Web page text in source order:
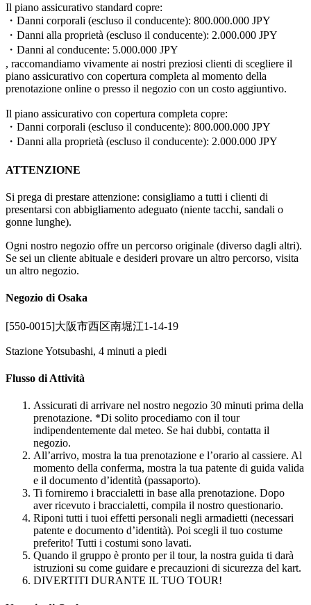
Il piano assicurativo standard copre:
・Danni corporali (escluso il conducente): 800.000.000 JPY
・Danni alla proprietà (escluso il conducente): 2.000.000 JPY
・Danni al conducente: 5.000.000 JPY
, raccomandiamo vivamente ai nostri preziosi clienti di scegliere il
piano assicurativo con copertura completa al momento della
prenotazione online o presso il negozio con un costo aggiuntivo.
Il piano assicurativo con copertura completa copre:
・Danni corporali (escluso il conducente): 800.000.000 JPY
・Danni alla proprietà (escluso il conducente): 2.000.000 JPY
ATTENZIONE
Si prega di prestare attenzione: consigliamo a tutti i clienti di
presentarsi con abbigliamento adeguato (niente tacchi, sandali o
gonne lunghe).
Ogni nostro negozio offre un percorso originale (diverso dagli altri).
Se sei un cliente abituale e desideri provare un altro percorso, visita
un altro negozio.
Negozio di Osaka
[550-0015]大阪市西区南堀江1-14-19
Stazione Yotsubashi, 4 minuti a piedi
Flusso di Attività
Assicurati di arrivare nel nostro negozio 30 minuti prima della
prenotazione. *Di solito procediamo con il tour
indipendentemente dal meteo. Se hai dubbi, contatta il
negozio.
All’arrivo, mostra la tua prenotazione e l’orario al cassiere. Al
momento della conferma, mostra la tua patente di guida valida
e il documento d’identità (passaporto).
Ti forniremo i braccialetti in base alla prenotazione. Dopo
aver ricevuto i braccialetti, compila il nostro questionario.
Riponi tutti i tuoi effetti personali negli armadietti (necessari
patente e documento d’identità). Poi scegli il tuo costume
preferito! Tutti i costumi sono lavati.
Quando il gruppo è pronto per il tour, la nostra guida ti darà
istruzioni su come guidare e precauzioni di sicurezza del kart.
DIVERTITI DURANTE IL TUO TOUR!